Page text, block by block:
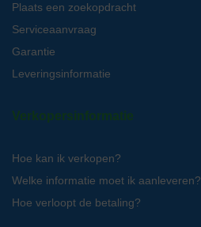
Plaats een zoekopdracht
Serviceaanvraag
Garantie
Leveringsinformatie
Verkopersinformatie
Hoe kan ik verkopen?
Welke informatie moet ik aanleveren?
Hoe verloopt de betaling?